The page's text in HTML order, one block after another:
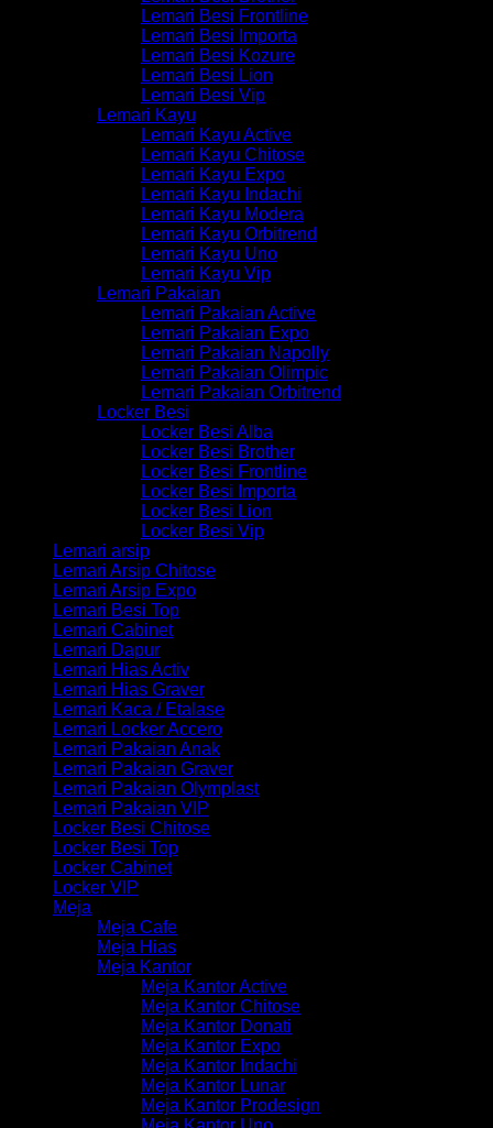
Lemari Besi Frontline
Lemari Besi Importa
Lemari Besi Kozure
Lemari Besi Lion
Lemari Besi Vip
Lemari Kayu
Lemari Kayu Active
Lemari Kayu Chitose
Lemari Kayu Expo
Lemari Kayu Indachi
Lemari Kayu Modera
Lemari Kayu Orbitrend
Lemari Kayu Uno
Lemari Kayu Vip
Lemari Pakaian
Lemari Pakaian Active
Lemari Pakaian Expo
Lemari Pakaian Napolly
Lemari Pakaian Olimpic
Lemari Pakaian Orbitrend
Locker Besi
Locker Besi Alba
Locker Besi Brother
Locker Besi Frontline
Locker Besi Importa
Locker Besi Lion
Locker Besi Vip
Lemari arsip
Lemari Arsip Chitose
Lemari Arsip Expo
Lemari Besi Top
Lemari Cabinet
Lemari Dapur
Lemari Hias Activ
Lemari Hias Graver
Lemari Kaca / Etalase
Lemari Locker Accero
Lemari Pakaian Anak
Lemari Pakaian Graver
Lemari Pakaian Olymplast
Lemari Pakaian VIP
Locker Besi Chitose
Locker Besi Top
Locker Cabinet
Locker VIP
Meja
Meja Cafe
Meja Hias
Meja Kantor
Meja Kantor Active
Meja Kantor Chitose
Meja Kantor Donati
Meja Kantor Expo
Meja Kantor Indachi
Meja Kantor Lunar
Meja Kantor Prodesign